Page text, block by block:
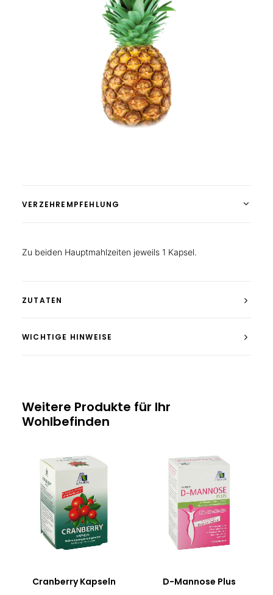
VERZEHREMPFEHLUNG
Zu beiden Hauptmahlzeiten jeweils 1 Kapsel.
ZUTATEN
WICHTIGE HINWEISE
Weitere Produkte für Ihr
Wohlbefinden
Cranberry Kapseln D-Mannose Plus